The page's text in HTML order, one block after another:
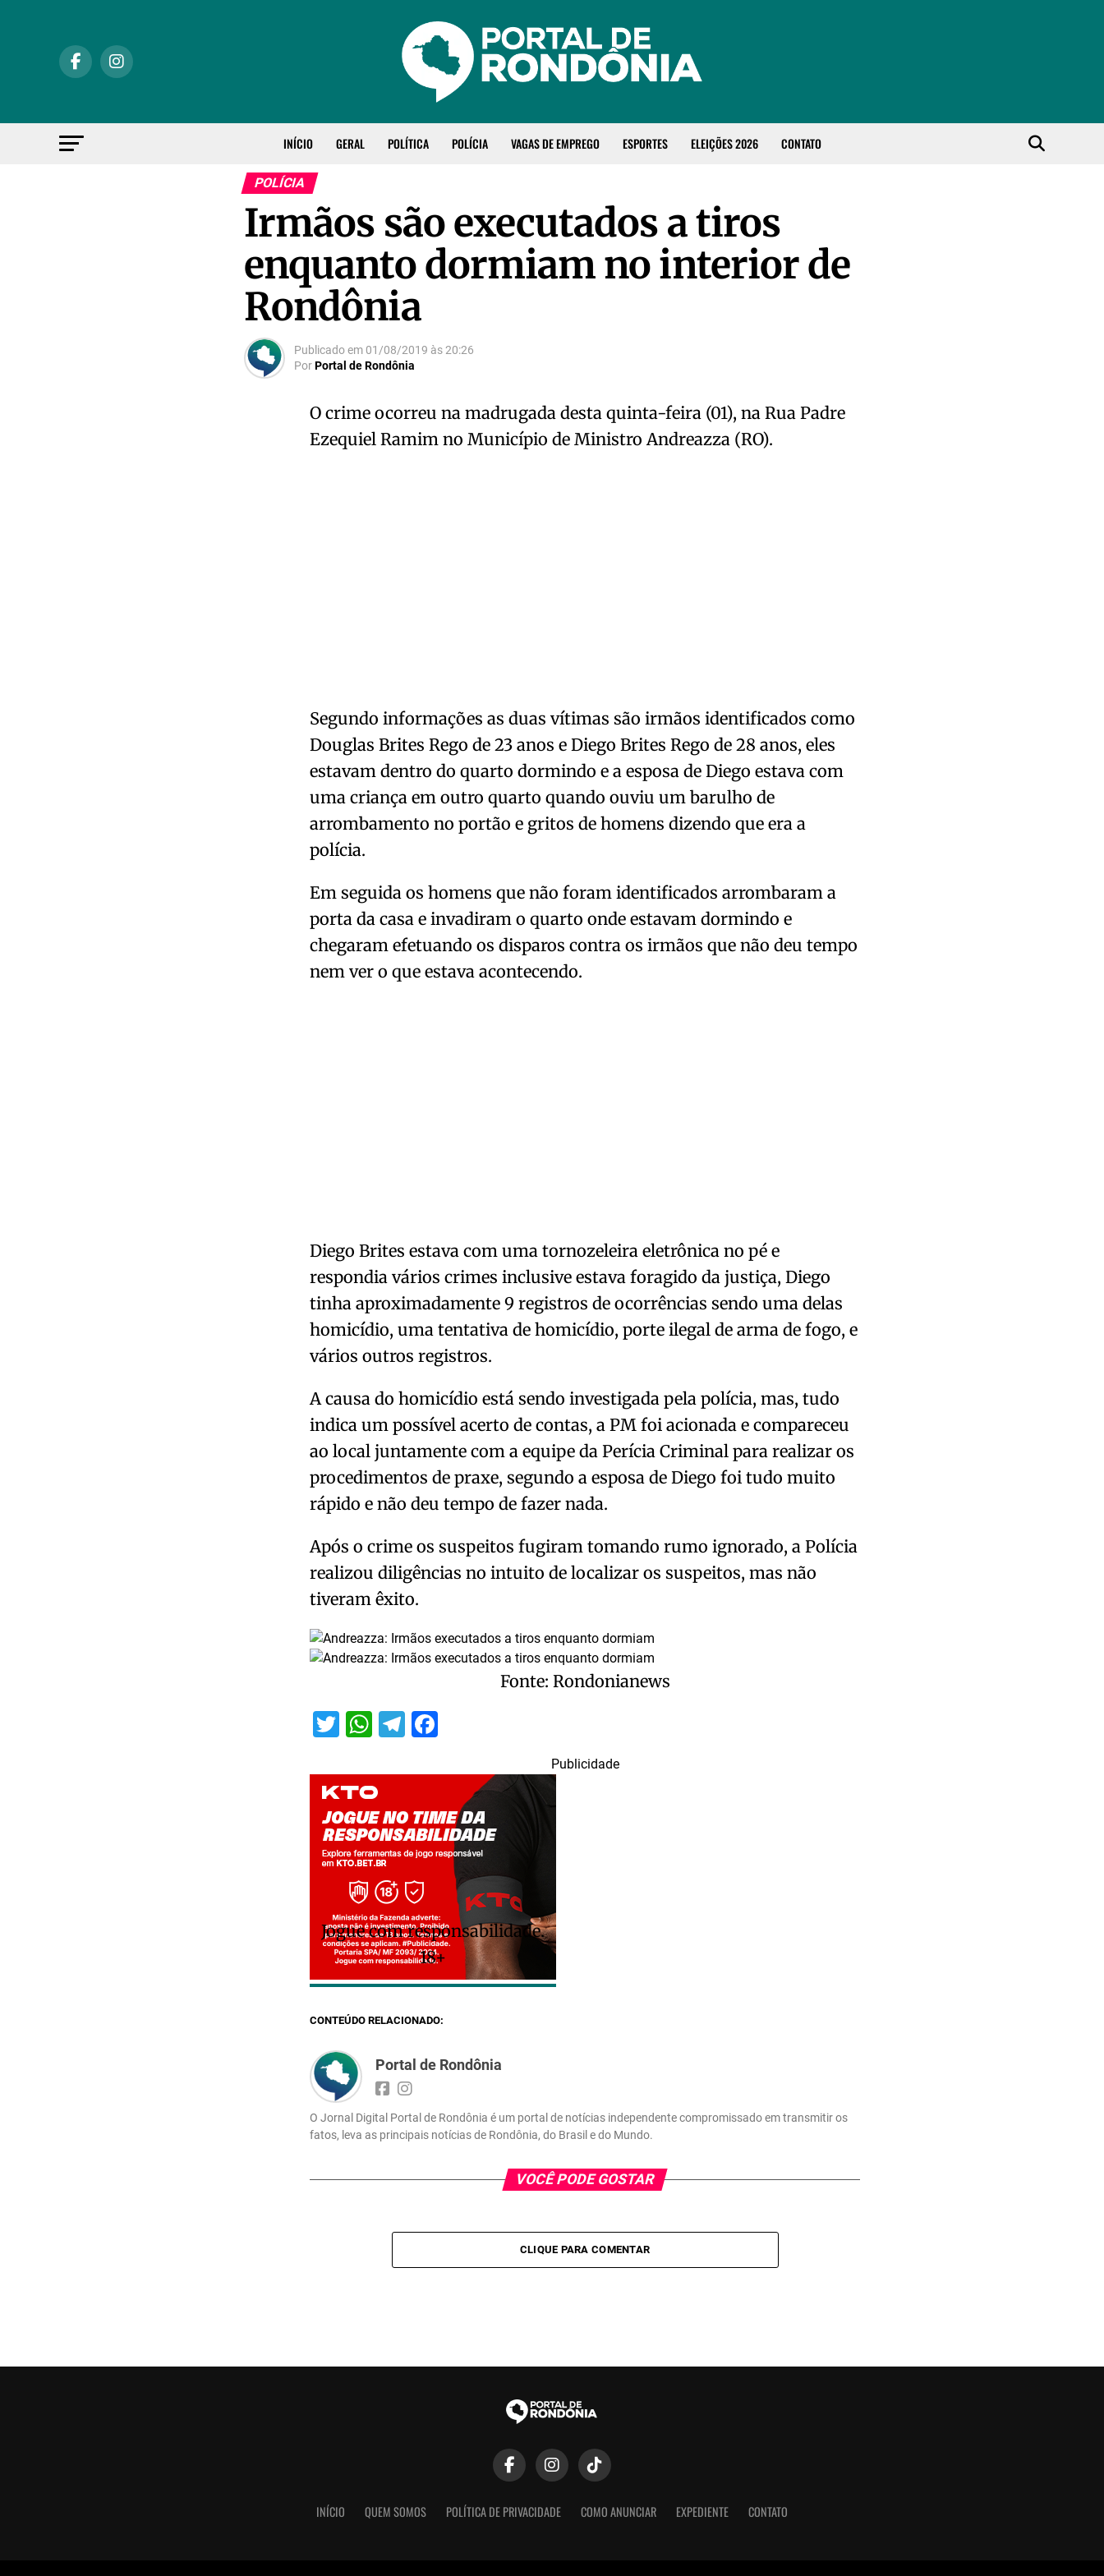
INÍCIO GERAL POLÍTICA POLÍCIA VAGAS DE EMPREGO ESPORTES ELEIÇÕES 2026 CONTATO
POLÍCIA
Irmãos são executados a tiros
enquanto dormiam no interior de
Rondônia
Publicado em 01/08/2019 às20:26
PorPortal de Rondônia
O crime ocorreu na madrugada desta quinta-feira (01), na Rua Padre
Ezequiel Ramim no Município de Ministro Andreazza (RO).
Segundo informações as duas vítimas são irmãos identificados como
Douglas Brites Rego de 23 anos e Diego Brites Rego de 28 anos, eles
estavam dentro do quarto dormindo e a esposa de Diego estava com
uma criança em outro quarto quando ouviu um barulho de
arrombamento no portão e gritos de homens dizendo que era a
polícia.
Em seguida os homens que não foram identificados arrombaram a
porta da casa e invadiram o quarto onde estavam dormindo e
chegaram efetuando os disparos contra os irmãos que não deu tempo
nem ver o que estava acontecendo.
Diego Brites estava com uma tornozeleira eletrônica no pé e
respondia vários crimes inclusive estava foragido da justiça, Diego
tinha aproximadamente 9 registros de ocorrências sendo uma delas
homicídio, uma tentativa de homicídio, porte ilegal de arma de fogo, e
vários outros registros.
A causa do homicídio está sendo investigada pela polícia, mas, tudo
indica um possível acerto de contas, a PM foi acionada e compareceu
ao local juntamente com a equipe da Perícia Criminal para realizar os
procedimentos de praxe, segundo a esposa de Diego foi tudo muito
rápido e não deu tempo de fazer nada.
Após o crime os suspeitos fugiram tomando rumo ignorado, a Polícia
realizou diligências no intuito de localizar os suspeitos, mas não
tiveram êxito.
Fonte: Rondonianews
Twitter
WhatsApp
Telegram
Publicidade
Jogue com responsabilidade.
18+
CONTEÚDO RELACIONADO:
Portal de Rondônia
O Jornal Digital Portal de Rondônia é um portal de notícias independente compromissado em transmitir os
fatos, leva as principais notícias de Rondônia, do Brasil e do Mundo.
VOCÊ PODE GOSTAR
CLIQUE PARA COMENTAR
INÍCIO QUEM SOMOS POLÍTICA DE PRIVACIDADE COMO ANUNCIAR EXPEDIENTE CONTATO